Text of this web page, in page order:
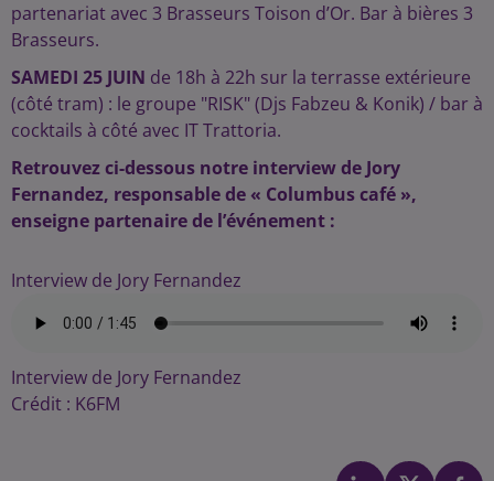
partenariat avec 3 Brasseurs Toison d’Or. Bar à bières 3
Brasseurs.
SAMEDI 25 JUIN de 18h à 22h sur la terrasse extérieure
(côté tram) : le groupe "RISK" (Djs Fabzeu & Konik) / bar à
cocktails à côté avec IT Trattoria.
Retrouvez ci-dessous notre interview de Jory
Fernandez, responsable de « Columbus café »,
enseigne partenaire de l’événement :
Interview de Jory Fernandez
Interview de Jory Fernandez
Crédit : K6FM